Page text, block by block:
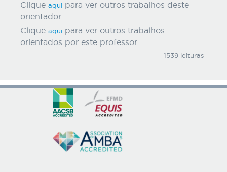
Clique aqui para ver outros trabalhos deste
orientador
Clique aqui para ver outros trabalhos
orientados por este professor
1539 leituras